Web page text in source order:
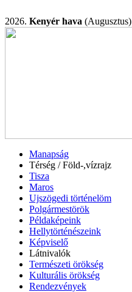
2026. Kenyér hava (Augusztus)
Manapság
Térség / Föld-,vízrajz
Tisza
Maros
Ujszögedi történelöm
Polgármestörök
Példaképeink
Hellytörténészeink
Képviselő
Látnivalók
Természeti örökség
Kulturális örökség
Rendezvények